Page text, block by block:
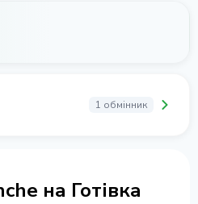
1 обмінник
на Готівка